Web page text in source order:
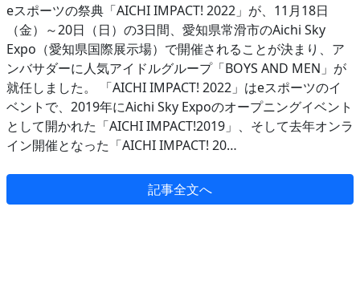
eスポーツの祭典「AICHI IMPACT! 2022」が、11月18日
（金）～20日（日）の3日間、愛知県常滑市のAichi Sky
Expo（愛知県国際展示場）で開催されることが決まり、ア
ンバサダーに人気アイドルグループ「BOYS AND MEN」が
就任しました。 「AICHI IMPACT! 2022」はeスポーツのイ
ベントで、2019年にAichi Sky Expoのオープニングイベント
として開かれた「AICHI IMPACT!2019」、そして去年オンラ
イン開催となった「AICHI IMPACT! 20…
記事全文へ